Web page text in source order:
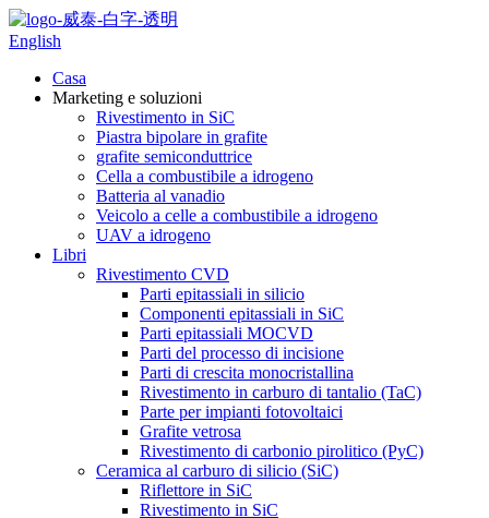
English
Casa
Marketing e soluzioni
Rivestimento in SiC
Piastra bipolare in grafite
grafite semiconduttrice
Cella a combustibile a idrogeno
Batteria al vanadio
Veicolo a celle a combustibile a idrogeno
UAV a idrogeno
Libri
Rivestimento CVD
Parti epitassiali in silicio
Componenti epitassiali in SiC
Parti epitassiali MOCVD
Parti del processo di incisione
Parti di crescita monocristallina
Rivestimento in carburo di tantalio (TaC)
Parte per impianti fotovoltaici
Grafite vetrosa
Rivestimento di carbonio pirolitico (PyC)
Ceramica al carburo di silicio (SiC)
Riflettore in SiC
Rivestimento in SiC